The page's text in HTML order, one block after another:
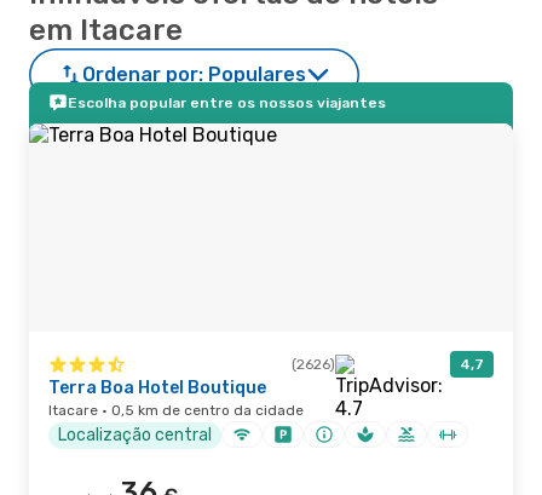
em Itacare
Ordenar por: Populares
Escolha popular entre os nossos viajantes
(2626) 4,7
Terra Boa Hotel Boutique
Itacare · 0,5 km de centro da cidade
Localização central